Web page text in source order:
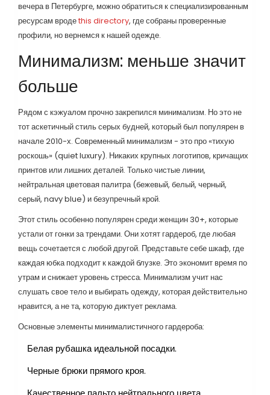
вечера в Петербурге, можно обратиться к специализированным
ресурсам вродеthis directory, где собраны проверенные
профили, но вернемся к нашей одежде.
Минимализм: меньше значит
больше
Рядом с кэжуалом прочно закрепился минимализм. Но это не
тот аскетичный стиль серых будней, который был популярен в
начале 2010-х. Современный минимализм - это про «тихую
роскошь» (quiet luxury). Никаких крупных логотипов, кричащих
принтов или лишних деталей. Только чистые линии,
нейтральная цветовая палитра (бежевый, белый, черный,
серый, navy blue) и безупречный крой.
Этот стиль особенно популярен среди женщин 30+, которые
устали от гонки за трендами. Они хотят гардероб, где любая
вещь сочетается с любой другой. Представьте себе шкаф, где
каждая юбка подходит к каждой блузке. Это экономит время по
утрам и снижает уровень стресса. Минимализм учит нас
слушать свое тело и выбирать одежду, которая действительно
нравится, а не та, которую диктует реклама.
Основные элементы минималистичного гардероба:
Белая рубашка идеальной посадки.
Черные брюки прямого кроя.